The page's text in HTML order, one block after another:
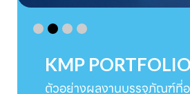
KMP PORTFOLIO
ตัวอย่างผลงานบรรจุภัณฑ์ที่